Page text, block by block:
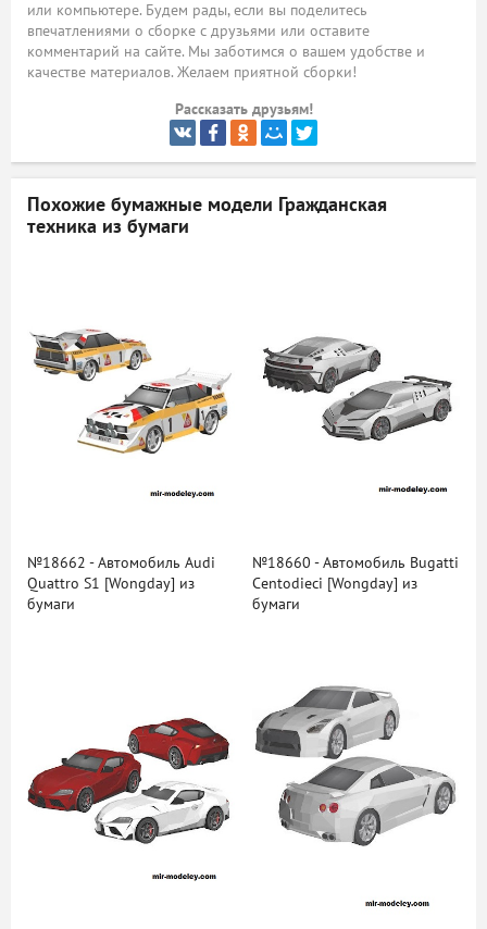
или компьютере. Будем рады, если вы поделитесь
впечатлениями о сборке с друзьями или оставите
комментарий на сайте. Мы заботимся о вашем удобстве и
качестве материалов. Желаем приятной сборки!
Рассказать друзьям!
Похожие бумажные модели Гражданская
техника из бумаги
№18662 - Автомобиль Audi
Quattro S1 [Wongday] из
бумаги
№18660 - Автомобиль Bugatti
Centodieci [Wongday] из
бумаги